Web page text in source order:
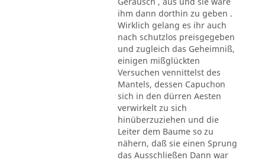
ihm dann dorthin zu geben .
Wirklich gelang es ihr auch
nach schutzlos preisgegeben
und zugleich das Geheimniß,
einigen mißglückten
Versuchen vennittelst des
Mantels, dessen Capuchon
sich in den dürren Aesten
verwirkelt zu sich
hinüberzuziehen und die
Leiter dem Baume so zu
nähern, daß sie einen Sprung
das Ausschließen Dann war